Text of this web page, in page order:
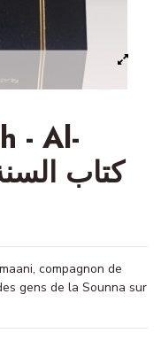
- Al-
compagnon de
gens de la Sounna sur